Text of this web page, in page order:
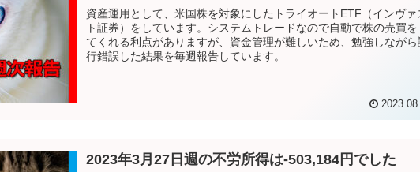
資産運用として、米国株を対象にしたトライオートETF（インヴァ
ト証券）をしています。システムトレードなので自動で株の売買を
てくれる利点がありますが、資金管理が難しいため、勉強しながら
行錯誤した結果を毎週報告しています。
2023年3月27日週の不労所得は-503,184円でした